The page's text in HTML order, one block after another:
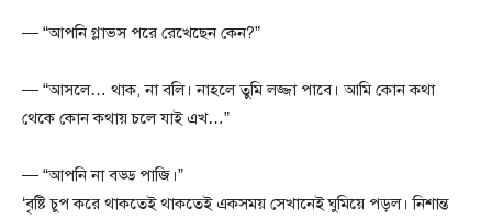
— “আপনি গ্লাভস পরে রেখেছেন কেন?”
— “আসলে… থাক, না বলি। নাহলে তুমি লজ্জা পাবে। আমি কোন কথা
থেকে কোন কথায় চলে যাই এখ…”
— “আপনি না বড্ড পাজি।”
‘বৃষ্টি চুপ করে থাকতেই থাকতেই একসময় সেখানেই ঘুমিয়ে পড়ল। নিশান্ত